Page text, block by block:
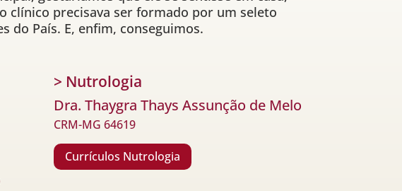
clínico precisava ser formado por um seleto
do País. E, enfim, conseguimos.
> Nutrologia
Dra. Thaygra Thays Assunção de Melo
CRM-MG 64619
Currículos Nutrologia